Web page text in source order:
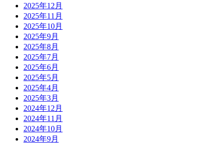
2025年12月
2025年11月
2025年10月
2025年9月
2025年8月
2025年7月
2025年6月
2025年5月
2025年4月
2025年3月
2024年12月
2024年11月
2024年10月
2024年9月